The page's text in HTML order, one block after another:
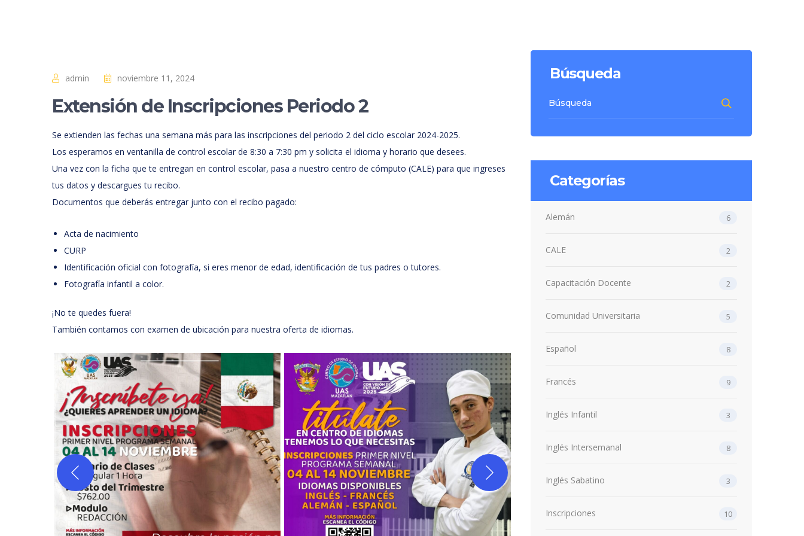
admin noviembre 11, 2024
Extensión de Inscripciones Periodo 2
Se extienden las fechas una semana más para las inscripciones del periodo 2 del ciclo escolar 2024-2025.
Los esperamos en ventanilla de control escolar de 8:30 a 7:30 pm y solicita el idioma y horario que desees.
Una vez con la ficha que te entregan en control escolar, pasa a nuestro centro de cómputo (CALE) para que ingreses
tus datos y descargues tu recibo.
Documentos que deberás entregar junto con el recibo pagado:
Acta de nacimiento
CURP
Identificación oficial con fotografía, si eres menor de edad, identificación de tus padres o tutores.
Fotografía infantil a color.
¡No te quedes fuera!
También contamos con examen de ubicación para nuestra oferta de idiomas.
Búsqueda
Categorías
Alemán 6
CALE 2
Capacitación Docente 2
Comunidad Universitaria 5
Español 8
Francés 9
Inglés Infantil 3
Inglés Intersemanal 8
Inglés Sabatino 3
Inscripciones 10